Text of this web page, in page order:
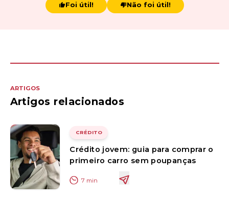
Foi útil! Não foi útil!
ARTIGOS
Artigos relacionados
CRÉDITO
Crédito jovem: guia para comprar o
primeiro carro sem poupanças
7 min